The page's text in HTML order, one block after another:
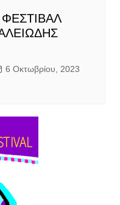
6 Οκτωβρίου, 2023